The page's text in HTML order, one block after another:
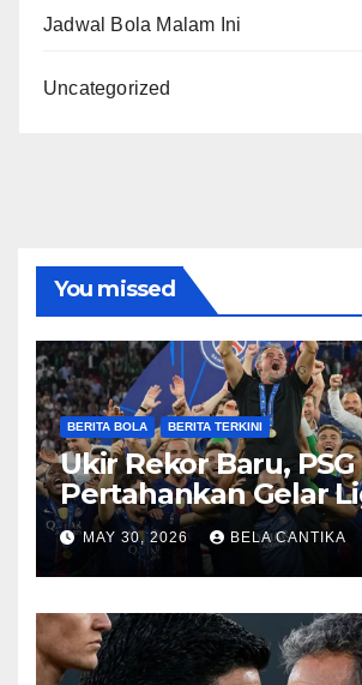
Jadwal Bola Malam Ini
Uncategorized
You missed
BERITA BOLA BERITA TERKINI
Ukir Rekor Baru,
Pertahankan Gelar
Champions
MAY 30, 2026 BELA CANTIKA